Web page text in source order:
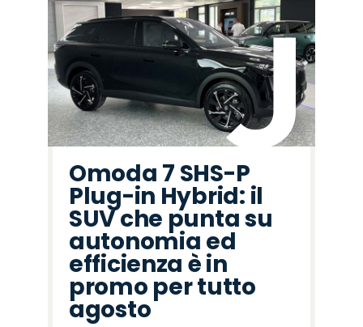
Omoda 7 SHS-P
Plug-in Hybrid: il
SUV che punta su
autonomia ed
efficienza è in
promo per tutto
agosto